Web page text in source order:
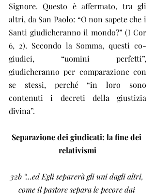
Signore. Questo è affermato, tra gli
altri, da San Paolo: “O non sapete che i
Santi giudicheranno il mondo?” (I Cor
6, 2). Secondo la Somma, questi co-
giudici, “uomini perfetti”,
giudicheranno per comparazione con
se stessi, perché “in loro sono
contenuti i decreti della giustizia
divina”.
Separazione dei giudicati: la fine dei
relativismi
32b “…ed Egli separerà gli uni dagli altri,
come il pastore separa le pecore dai